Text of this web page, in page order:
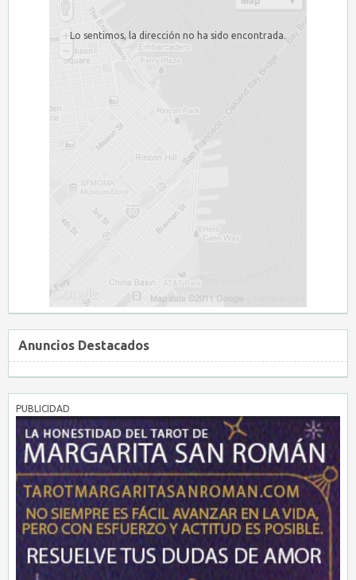
Lo sentimos, la dirección no ha sido encontrada.
Anuncios Destacados
PUBLICIDAD